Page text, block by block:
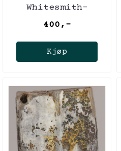
Whitesmith-
gruven,
400,-
Kjøp